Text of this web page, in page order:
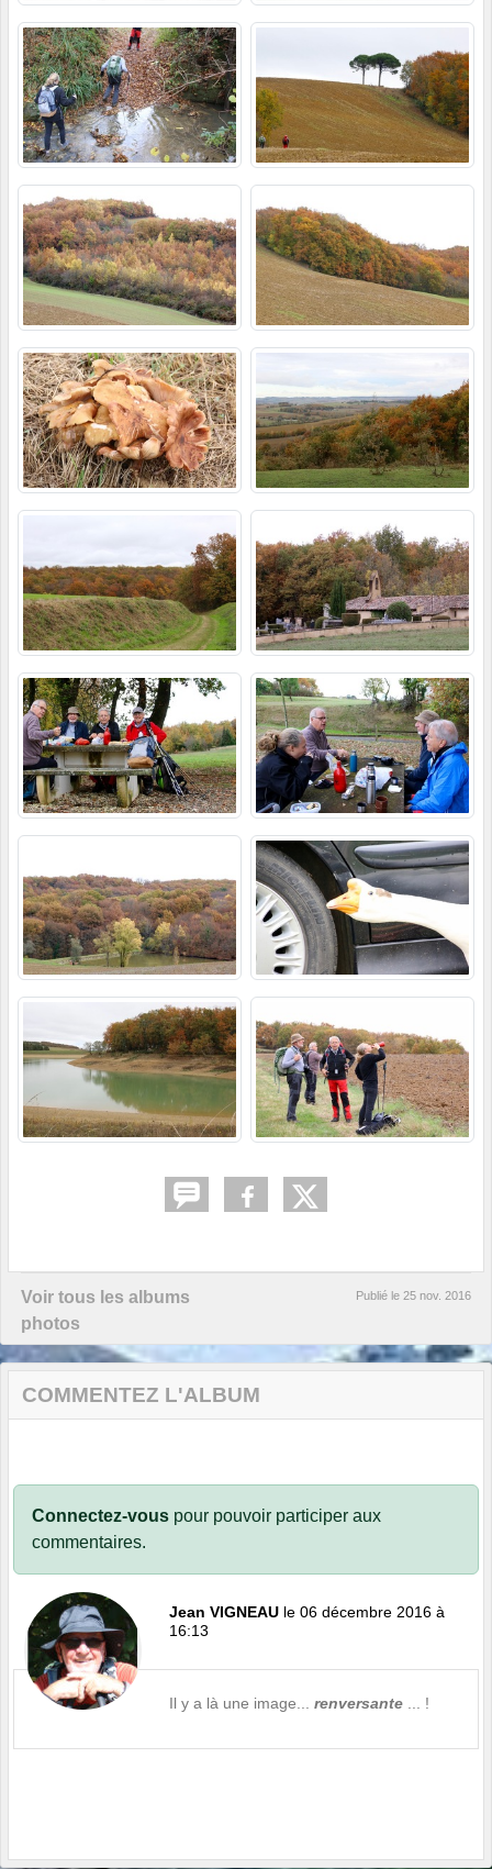
Voir tous les albums
photos
Publié le 25 nov. 2016
COMMENTEZ L'ALBUM
Connectez-vous pour pouvoir participer aux
commentaires.
Jean VIGNEAU le 06 décembre 2016 à
16:13
Il y a là une image... renversante ... !